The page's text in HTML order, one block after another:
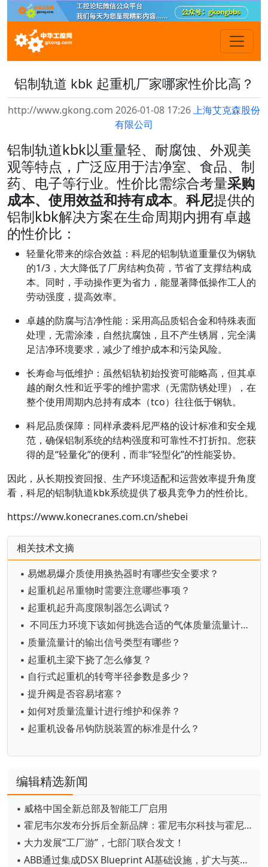
铝制轨道 kbk 起重机厂家哪家性价比高？
http://www.gkong.com 2026-01-08 17:26上海艾克森股份
有限公司
铝制轨道kbk以重量轻、耐腐蚀、外观美
观等特点，广泛应用于洁净室、食品、制
药、电子等行业。性价比需综合考量采购
成本、使用效益和持有成本。 科尼提供的
铝制kbk解决方案在生命周期内拥有卓越
的性价比：
轻量化带来的综合效益 ：科尼的铝制轨道重量仅为钢轨
的1/3，大大降低了厂房结构负荷，节省了支撑结构成
本。同时，手动操作更为省力，能显著降低操作工人的
劳动强度，提高效率。
卓越的防腐与洁净性能 ：采用高品质铝合金和特殊表面
处理，无需涂漆，自然抗腐蚀，且不产生锈屑，完全满
足洁净环境要求，减少了维护成本和污染风险。
长寿命与低维护 ：虽然铝轨初始投资可能略高，但其卓
越的耐久性和近乎零的维护需求（无需防锈处理），在
整个使用周期内总持有成本（tco）往往低于钢轨。
科尼品质保障 ：同样承袭科尼严格的设计标准和安全规
范，确保铝制系统的结构强度和可靠性不打折扣。您获
得的是“轻量化”的便利，而非“轻型化”的性能妥协。
因此，从长期投资回报、生产环境适配和运营效率提升角度
看，科尼的铝制轨道kbk系统提供了极具竞争力的性价比。
https://www.konecranes.com.cn/shebei
相关技术文摘
▪ 易燃易爆介质使用换热器时有哪些安全要求？
▪ 起重机起吊重物时需要注意哪些事项？
▪ 起重机起升高度限制器怎么调试？
▪ 不同压力环境下该如何挑选合适的气体质量流量计？
▪ 质量流量计的输出信号类型有哪些？
▪ 起重机主梁下挠了怎么修复？
▪ 自行式起重机的转弯半径参数是多少？
▪ 提升阀是否容易堵塞？
▪ 如何对质量流量计进行维护和保养？
▪ 起重机设备吊钩防脱装置的标准是什么？
编辑精选新闻
▪ 威格中国全新总部及智能工厂启用
▪ 霍尼韦尔发布分拆后全新品牌：霍尼韦尔科技与霍尼韦尔航空航天
▪ 大力发展“工厂游”，七部门联合发文！
▪ ABB通过集成DSX Blueprint AI基础设施，扩大与英伟达的合作